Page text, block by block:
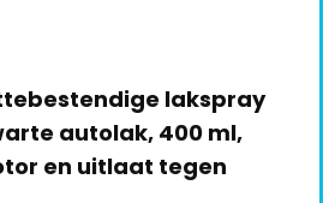
665493 Flip-Flop verf,
Chroom